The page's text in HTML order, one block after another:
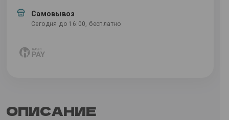
Самовывоз
Сегодня до 16:00, бесплатно
ОПИСАНИЕ